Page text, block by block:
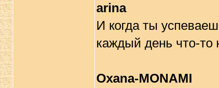
arina
И когда ты
каждый день что-то
Oxana-MONAMI